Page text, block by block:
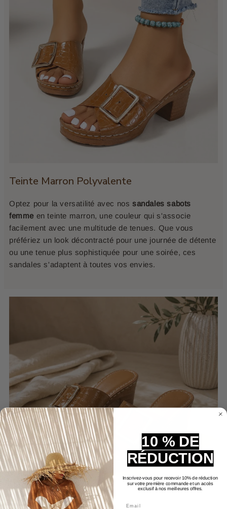
Teinte Marron Polyvalente
Optez pour la versatilité avec nos sandales sabots
femme en teinte marron, une couleur qui s'associe
facilement avec une multitude de tenues. Que vous
préfériez un look décontracté pour une journée de détente
ou une tenue plus sophistiquée pour une soirée, ces
sandales s'adaptent à toutes vos envies.
10 % DE
RÉDUCTION
Inscrivez-vous pour recevoir 10% de réduction
sur votre première commande et un accès
exclusif à nos meilleures offres.